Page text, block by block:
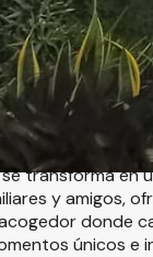
espacio
para celebrar
lleno de
recinto destaca
vistas y servicio
bodas, XV
sociales
transforma en
y amigos,
donde
únicos e